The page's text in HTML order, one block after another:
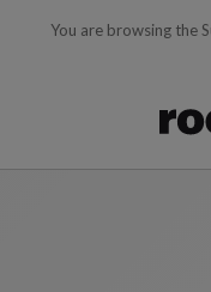
You are browsing the
en fonction de ce